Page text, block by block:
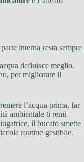
interna resta sempre
defluisce meglio.
per migliorare il
l’acqua prima, far
ambientale ti remi
il bucato smette
routine gestibile.